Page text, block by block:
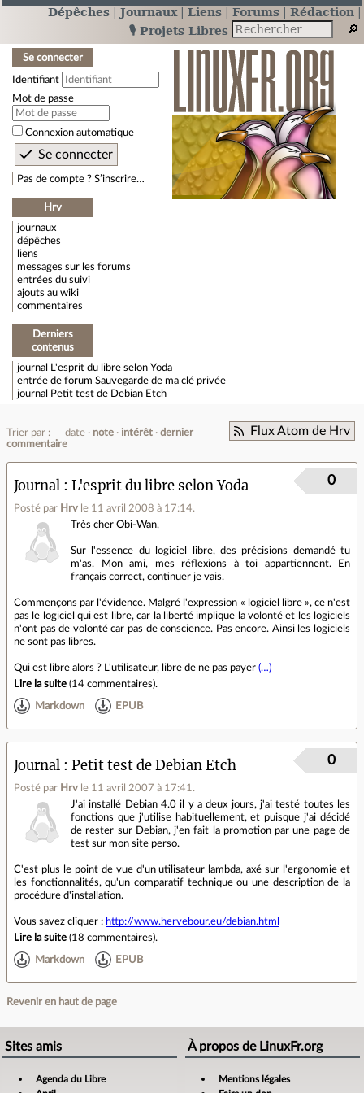
Dépêches Journaux Liens Forums
Rédaction
🎙️ Projets Libres
Se connecter
Identifiant
Mot de passe
Connexion automatique
Pas de compte ? S’inscrire…
Hrv
journaux
dépêches
liens
messages sur les forums
entrées du suivi
ajouts au wiki
commentaires
Derniers
contenus
journal
L'esprit du libre selon Yoda
entrée de forum Sauvegarde de ma clé privée
journal
Petit test de Debian Etch
Flux Atom de Hrv
Trier par : date note intérêt
dernier
commentaire
Journal L'esprit du libre selon Yoda
Posté par Hrv le 11 avril 2008 à 17:14.
0
Très cher Obi-Wan,
Sur l'essence du logiciel libre, des précisions demandé tu
m'as. Mon ami, mes réflexions à toi appartiennent. En
français correct, continuer je vais.
Commençons par l'évidence. Malgré l'expression « logiciel libre », ce n'est
pas le logiciel qui est libre, car la liberté implique la volonté et les logiciels
n'ont pas de volonté car pas de conscience. Pas encore. Ainsi les logiciels
ne sont pas libres.
Qui est libre alors ? L'utilisateur, libre de ne pas payer (…)
Lire la suite (14 commentaires).
Markdown EPUB
Journal Petit test de Debian Etch
Posté par Hrv le 11 avril 2007 à 17:41 .
0
J'ai installé Debian 4.0 il y a deux jours, j'ai testé toutes les
fonctions que j'utilise habituellement, et puisque j'ai décidé
de rester sur Debian, j'en fait la promotion par une page de
test sur mon site perso.
C'est plus le point de vue d'un utilisateur lambda, axé sur l'ergonomie et
les fonctionnalités, qu'un comparatif technique ou une description de la
procédure d'installation.
Vous savez cliquer : http://www.hervebour.eu/debian.html
Lire la suite (18 commentaires).
Markdown EPUB
Revenir en haut de page
Sites amis
Agenda du Libre
À propos de LinuxFr.org
Mentions légales